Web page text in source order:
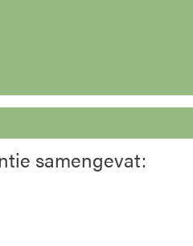
samengevat: